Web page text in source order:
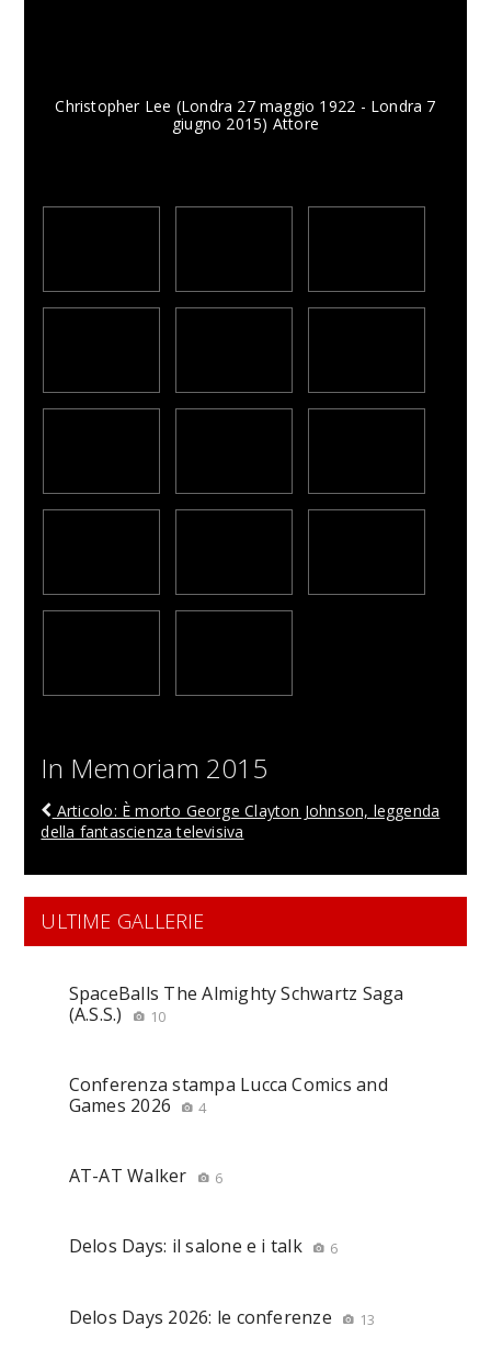
Christopher Lee (Londra 27 maggio 1922 - Londra 7
giugno 2015) Attore
In Memoriam 2015
Articolo: È morto George Clayton Johnson, leggenda
della fantascienza televisiva
ULTIME GALLERIE
SpaceBalls The Almighty Schwartz Saga
(A.S.S.)
10
Conferenza stampa Lucca Comics and
Games 2026
4
AT-AT Walker 6
Delos Days: il salone e i talk 6
Delos Days 2026: le conferenze 13